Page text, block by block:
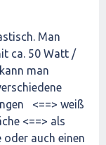
Man
ca. 50 Watt /
man
<==> weiß
<==> als
oder auch einen